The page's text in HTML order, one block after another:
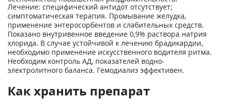
Лечение: специфический антидот отсутствует;
симптоматическая терапия. Промывание желудка,
применение энтеросорбентов и слабительных средств.
Показано внутривенное введение 0,9% раствора натрия
хлорида. В случае устойчивой к лечению брадикардии,
необходимо применение искусственного водителя ритма.
Необходим контроль АД, показателей водно-
электролитного баланса. Гемодиализ эффективен.
Как хранить препарат